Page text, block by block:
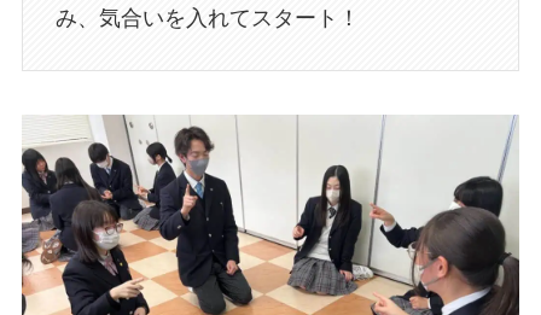
み、気合いを入れてスタート！